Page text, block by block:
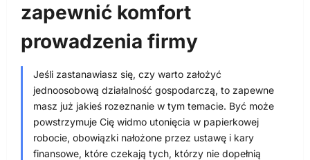
zapewnić komfort
prowadzenia firmy
Jeśli zastanawiasz się, czy warto założyć
jednoosobową działalność gospodarczą, to zapewne
masz już jakieś rozeznanie w tym temacie. Być może
powstrzymuje Cię widmo utonięcia w papierkowej
robocie, obowiązki nałożone przez ustawę i kary
finansowe, które czekają tych, którzy nie dopełnią